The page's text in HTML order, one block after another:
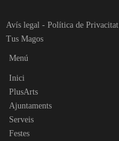
Avís legal - Política de Privacitat
Tus Magos
Menú
Inici
PlusArts
Ajuntaments
Serveis
Festes